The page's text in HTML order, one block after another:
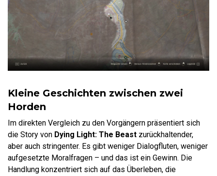
Kleine Geschichten zwischen zwei
Horden
Im direkten Vergleich zu den Vorgängern präsentiert sich
die Story von Dying Light: The Beast zurückhaltender,
aber auch stringenter. Es gibt weniger Dialogfluten, weniger
aufgesetzte Moralfragen – und das ist ein Gewinn. Die
Handlung konzentriert sich auf das Überleben, die